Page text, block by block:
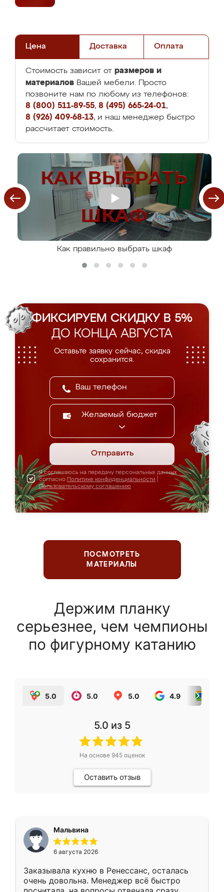
Цена Доставка Оплата
Стоимость зависит от размеров и
материалов Вашей мебели. Просто
позвоните нам по любому из телефонов:
8 (800) 511-89-55, 8 (495) 665-24-01,
8 (926) 409-68-13, и наш менеджер быстро
рассчитает стоимость.
Как правильно выбрать шкаф
ФИКСИРУЕМ СКИДКУ В 5%
ДО КОНЦА АВГУСТА
Оставьте заявку сейчас, скидка
сохранится.
Желаемый бюджет
Отправить
Я соглашаюсь на передачу персональных данных
согласно Политике конфиденциальности
Пользовательскому соглашению
ПОСМОТРЕТЬ
МАТЕРИАЛЫ
Держим планку
серьезнее, чем чемпионы
по фигурному катанию
5.0 5.0 5.0 4.9
5.0 из 5
На основе 945оценок
Оставить отзыв
Мальвина
6 августа 2026
Заказывала кухню в Ренессанс, осталась
очень довольна. Менеджер всё быстро